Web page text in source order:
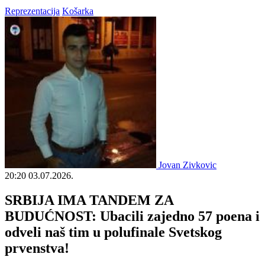
Reprezentacija Košarka
Jovan Zivkovic
20:20 03.07.2026.
SRBIJA IMA TANDEM ZA
BUDUĆNOST: Ubacili zajedno 57 poena i
odveli naš tim u polufinale Svetskog
prvenstva!